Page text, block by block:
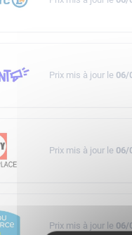
Prix mis à jour le 06/
Prix mis à jour le 06/
Prix mis à jour le 06/